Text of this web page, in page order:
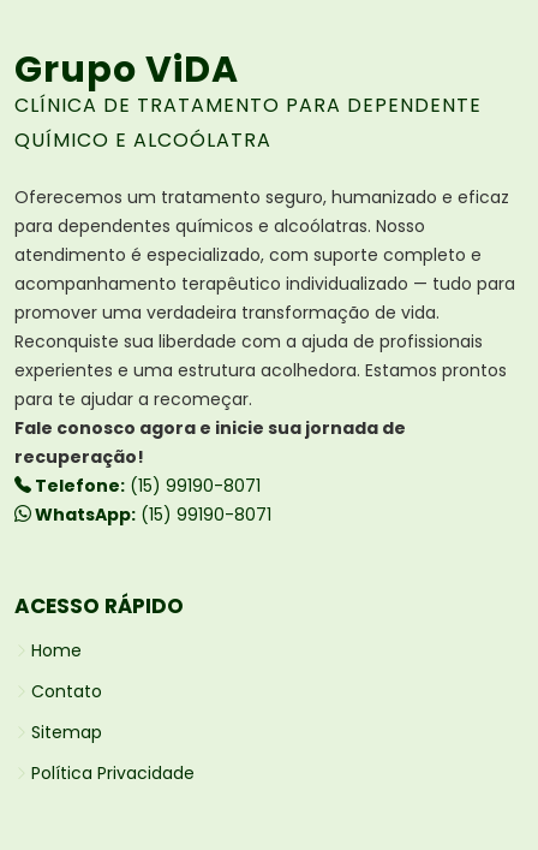
Grupo ViDA
CLÍNICA DE TRATAMENTO PARA DEPENDENTE
QUÍMICO E ALCOÓLATRA
Oferecemos um tratamento seguro, humanizado e eficaz
para dependentes químicos e alcoólatras. Nosso
atendimento é especializado, com suporte completo e
acompanhamento terapêutico individualizado — tudo para
promover uma verdadeira transformação de vida.
Reconquiste sua liberdade com a ajuda de profissionais
experientes e uma estrutura acolhedora. Estamos prontos
para te ajudar a recomeçar.
Fale conosco agora e inicie sua jornada de
recuperação!
Telefone: (15) 99190-8071
WhatsApp: (15) 99190-8071
ACESSO RÁPIDO
Home
Contato
Sitemap
Política Privacidade